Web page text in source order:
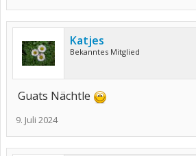
Katjes
Bekanntes Mitglied
Guats Nächtle
9. Juli 2024